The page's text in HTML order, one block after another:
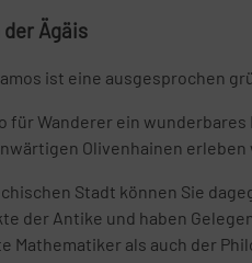
der Ägäis
ist eine ausgesprochen
für Wanderer ein
Olivenhainen erleben
Stadt können Sie
der Antike und haben
Mathematiker als auch der